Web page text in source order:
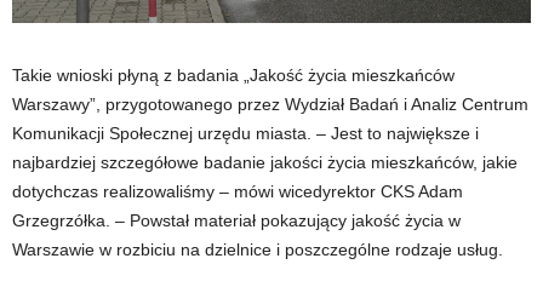
Takie wnioski płyną z badania „Jakość życia mieszkańców
Warszawy”, przygotowanego przez Wydział Badań i Analiz Centrum
Komunikacji Społecznej urzędu miasta. – Jest to największe i
najbardziej szczegółowe badanie jakości życia mieszkańców, jakie
dotychczas realizowaliśmy – mówi wicedyrektor CKS Adam
Grzegrzółka. – Powstał materiał pokazujący jakość życia w
Warszawie w rozbiciu na dzielnice i poszczególne rodzaje usług.